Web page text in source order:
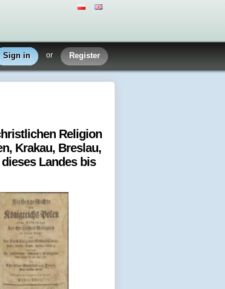
Sign in or Register
Religion
Krakau, Breslau,
Landes bis